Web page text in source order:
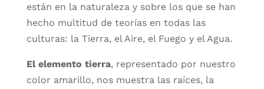
están en la naturaleza y sobre los que se han
hecho multitud de teorías en todas las
culturas: la Tierra, el Aire, el Fuego y el Agua.
El elemento tierra, representado por nuestro
color amarillo, nos muestra las raíces, la